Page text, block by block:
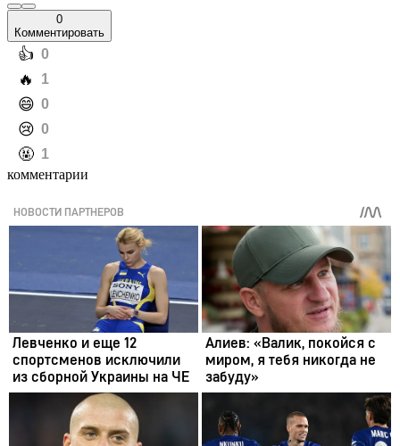
0
Комментировать
️👍 0
️🔥 1
️😄 0
️😢 0
️🤬 1
комментарии